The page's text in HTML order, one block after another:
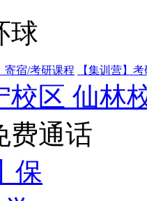
球
寄宿/考研课程 【集训营】
校区 仙林
费通话